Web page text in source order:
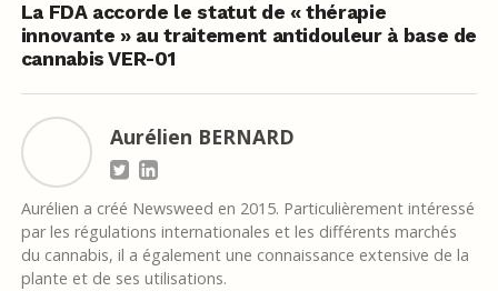
La FDA accorde le statut de « thérapie
innovante » au traitement antidouleur à base de
cannabis VER-01
Aurélien BERNARD
Aurélien a créé Newsweed en 2015. Particulièrement intéressé
par les régulations internationales et les différents marchés
du cannabis, il a également une connaissance extensive de la
plante et de ses utilisations.